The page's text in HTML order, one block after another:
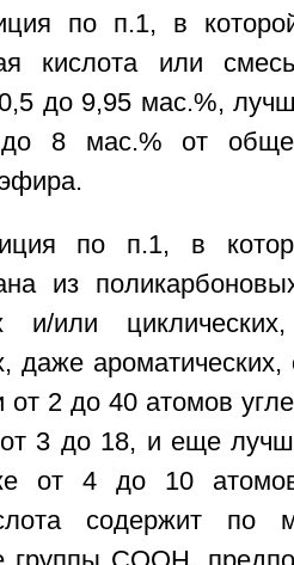
по п.1, в
кислота или
0,5 до 9,95 мас.%,
8 мас.% от
по п.1, в
из
и/или
даже
от 2 до 40 атомов
3 до 18, и еще
от 4 до 10
содержит